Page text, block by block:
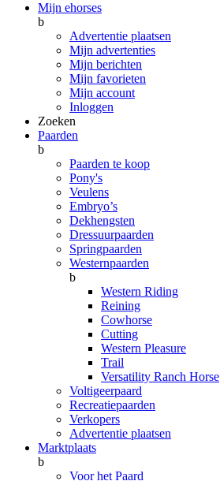
Mijn ehorses
b
Advertentie plaatsen
Mijn advertenties
Mijn berichten
Mijn favorieten
Mijn account
Inloggen
Zoeken
Paarden
b
Paarden te koop
Pony's
Veulens
Embryo’s
Dekhengsten
Dressuurpaarden
Springpaarden
Westernpaarden
b
Western Riding
Reining
Cowhorse
Cutting
Western Pleasure
Trail
Versatility Ranch Horse
Voltigeerpaard
Recreatiepaarden
Verkopers
Advertentie plaatsen
Marktplaats
b
Voor het Paard